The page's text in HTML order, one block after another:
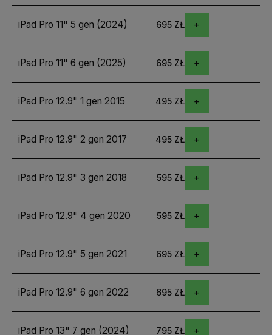
iPad Pro 11" 5 gen (2024) 695 ZŁ
iPad Pro 11" 6 gen (2025) 695 ZŁ
iPad Pro 12.9" 1 gen 2015 495 ZŁ
iPad Pro 12.9" 2 gen 2017 495 ZŁ
iPad Pro 12.9" 3 gen 2018 595 ZŁ
iPad Pro 12.9" 4 gen 2020 595 ZŁ
iPad Pro 12.9" 5 gen 2021 695 ZŁ
iPad Pro 12.9" 6 gen 2022 695 ZŁ
iPad Pro 13" 7 gen (2024) 795 ZŁ